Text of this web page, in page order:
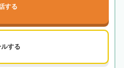
する
ルする